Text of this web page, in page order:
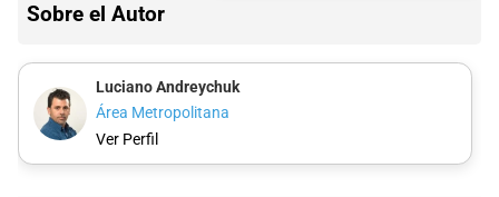
Sobre el Autor
Luciano Andreychuk
Área Metropolitana
Ver Perfil